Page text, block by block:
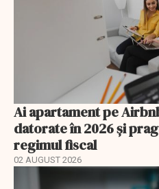
Ai apartament pe
datorate în 2026 și
regimul fiscal
02 AUGUST 2026